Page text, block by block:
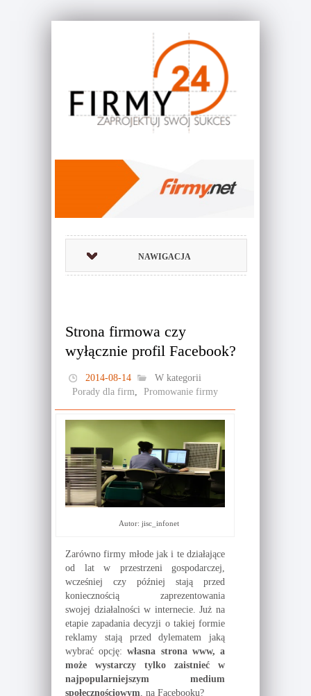
NAWIGACJA
Strona firmowa czy
wyłącznie profil Facebook?
2014-08-14
W kategorii
Porady dla firm, Promowanie firmy
Autor: jisc_infonet
Zarówno firmy młode jak i te działające
od lat w przestrzeni gospodarczej,
wcześniej czy później stają przed
koniecznością zaprezentowania
swojej działalności w internecie. Już na
etapie zapadania decyzji o takiej formie
reklamy stają przed dylematem jaką
wybrać opcję:własna strona www, a
może wystarczy tylko zaistnieć w
najpopularniejszym medium
społecznościowym, na Facebooku?